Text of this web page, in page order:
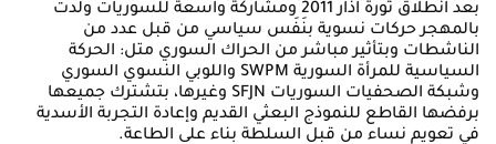
بعد انطلاق ثورة آذار 2011 ومشاركة واسعة للسوريات ولدت
بالمهجر حركات نسوية بنَفَس سياسي من قبل عدد من
الناشطات وبتأثير مباشر من الحراك السوري متل: الحركة
السياسية للمرأة السورية SWPM واللوبي النسوي السوري
وشبكة الصحفيات السوريات SFJN وغيرها، بتشترك جميعها
برفضها القاطع للنموذج البعثي القديم وإعادة التجربة الأسدية
في تعويم نساء من قبل السلطة بناء على الطاعة.